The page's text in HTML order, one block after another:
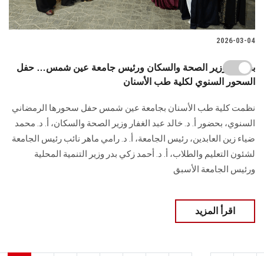
2026-03-04
بحضور وزير الصحة والسكان ورئيس جامعة عين شمس… حفل
السحور السنوي لكلية طب الأسنان
نظمت كلية طب الأسنان بجامعة عين شمس حفل سحورها الرمضاني
السنوي، بحضور أ. د. خالد عبد الغفار وزير الصحة والسكان، أ. د. محمد
ضياء زين العابدين، رئيس الجامعة، أ. د. رامي ماهر نائب رئيس الجامعة
لشئون التعليم والطلاب، أ. د. أحمد زكي بدر وزير التنمية المحلية
ورئيس الجامعة الأسبق
اقرأ المزيد